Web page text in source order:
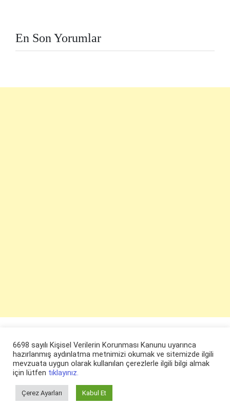
En Son Yorumlar
© ruyaevi.com 2022
6698 sayılı Kişisel Verilerin Korunması Kanunu uyarınca
hazırlanmış aydınlatma metnimizi okumak ve sitemizde ilgili
mevzuata uygun olarak kullanılan çerezlerle ilgili bilgi almak
için lütfen tıklayınız.
Çerez Ayarları Kabul Et